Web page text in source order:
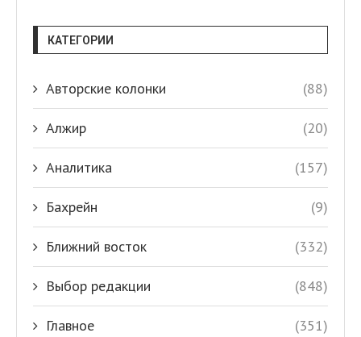
КАТЕГОРИИ
Авторские колонки (88)
Алжир (20)
Аналитика (157)
Бахрейн (9)
Ближний восток (332)
Выбор редакции (848)
Главное (351)